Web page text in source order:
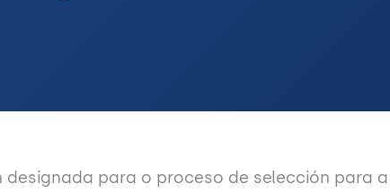
designada para o proceso de selección para